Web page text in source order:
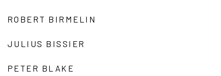
ROBERT BIRMELIN
JULIUS BISSIER
PETER BLAKE